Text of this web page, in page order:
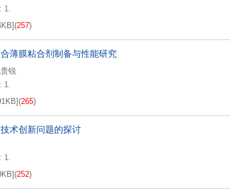
1.
](257)
薄膜粘合剂制备与性能研究
锐
1.
](265)
术创新问题的探讨
1.
](252)